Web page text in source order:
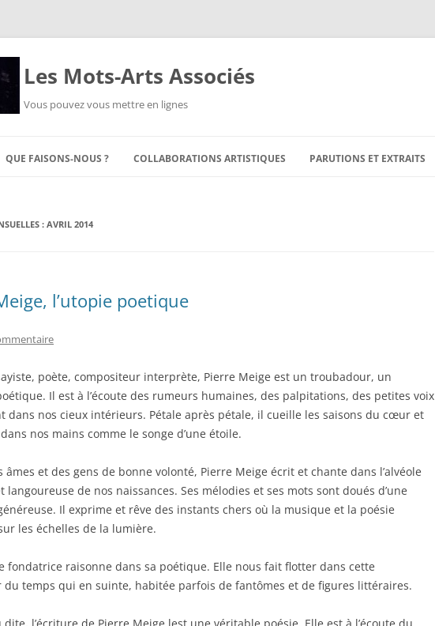
Les Mots-Arts Associés
Vous pouvez vous mettre en lignes
au
contenu
QUE FAISONS-NOUS ? COLLABORATIONS ARTISTIQUES PARUTIONS ET EXTRAITS
: AVRIL 2014
l’utopie poetique
poète, compositeur interprète, Pierre Meige est un troubadour, un
Il est à l’écoute des rumeurs humaines, des palpitations, des petites voix
dans nos cieux intérieurs. Pétale après pétale, il cueille les saisons du cœur et
nos mains comme le songe d’une étoile.
âmes et des gens de bonne volonté, Pierre Meige écrit et chante dans l’alvéole
langoureuse de nos naissances. Ses mélodies et ses mots sont doués d’une
Il exprime et rêve des instants chers où la musique et la poésie
les échelles de la lumière.
fondatrice raisonne dans sa poétique. Elle nous fait flotter dans cette
du temps qui en suinte, habitée parfois de fantômes et de figures littéraires.